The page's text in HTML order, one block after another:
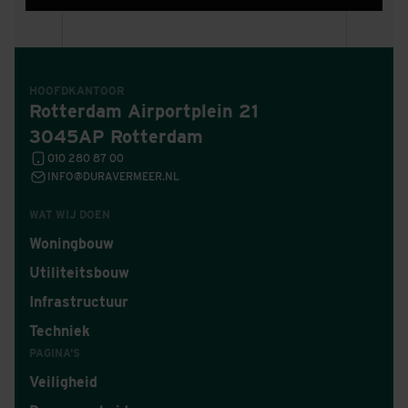
spooromgeving
WAT WIJ DOEN
Woningbouw
Utiliteitsbouw
Infrastructuur
Techniek
PAGINA'S
Veiligheid
HOOFDKANTOOR
Rotterdam Airportplein 21
3045AP Rotterdam
010 280 87 00
INFO@DURAVERMEER.NL